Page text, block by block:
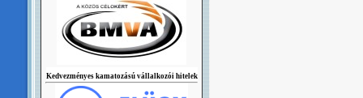
Kedvezményes kamatozású vállalkozói hitelek